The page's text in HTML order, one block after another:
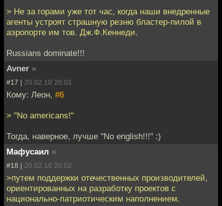
> Не за горами уже тот час, когда наши внедренные
агенты устроят страшную резню бластер-пилой в
аэропорте им тов. Дж.Ф.Кеннеди.
Russians dominate!!!
Avner »
#17 | 20.02.10 20:01
Кому: Леон, #6
> "No americans!"
Тогда, наверное, лучше "No english!!!" :)
Мафусаил »
#18 | 20.02.10 20:02
>путем поддержки отечественных производителей,
ориентированных на разработку проектов с
национально-патриотическим наполнением.